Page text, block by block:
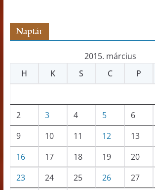
Naptár
2015. március
H
K S C P
2
3 4 5 6
9
10 11 12 13
16
17 18 19 20
23
24 25 26 27